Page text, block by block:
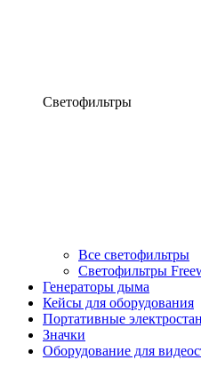
Светофильтры
Все светофильтры
Светофильтры
Генераторы дыма
Кейсы для оборудования
Портативные
Значки
Оборудование для